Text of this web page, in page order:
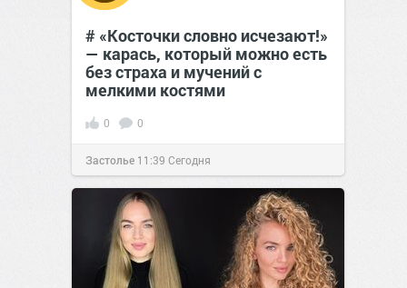
# «Косточки словно исчезают!»
— карась, который можно есть
без страха и мучений с
мелкими костями
0 0
Застолье 11:39 Сегодня